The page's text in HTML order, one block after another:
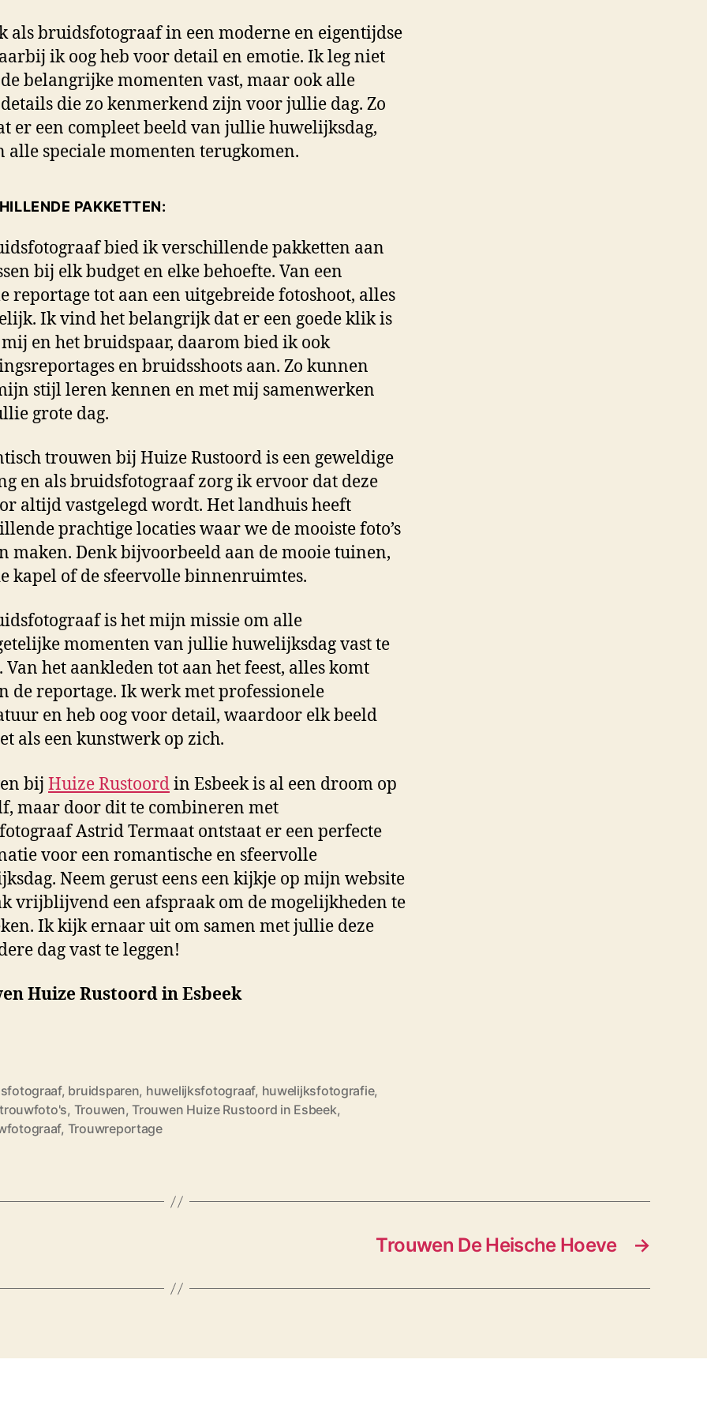
als bruidsfotograaf in een moderne en eigentijdse
ik oog heb voor detail en emotie. Ik leg niet
belangrijke momenten vast, maar ook alle
die zo kenmerkend zijn voor jullie dag. Zo
er een compleet beeld van jullie huwelijksdag,
alle speciale momenten terugkomen.
PAKKETTEN:
bied ik verschillende pakketten aan
bij elk budget en elke behoefte. Van een
reportage tot aan een uitgebreide fotoshoot, alles
Ik vind het belangrijk dat er een goede klik is
en het bruidspaar, daarom bied ik ook
en bruidsshoots aan. Zo kunnen
stijl leren kennen en met mij samenwerken
grote dag.
trouwen bij Huize Rustoord is een geweldige
en als bruidsfotograaf zorg ik ervoor dat deze
altijd vastgelegd wordt. Het landhuis heeft
prachtige locaties waar we de mooiste foto’s
maken. Denk bijvoorbeeld aan de mooie tuinen,
kapel of de sfeervolle binnenruimtes.
is het mijn missie om alle
momenten van jullie huwelijksdag vast te
Van het aankleden tot aan het feest, alles komt
de reportage. Ik werk met professionele
en heb oog voor detail, waardoor elk beeld
als een kunstwerk op zich.
bij Huize Rustoordin Esbeek is al een droom op
maar door dit te combineren met
Astrid Termaat ontstaat er een perfecte
voor een romantische en sfeervolle
Neem gerust eens een kijkje op mijn website
vrijblijvend een afspraak om de mogelijkheden te
Ik kijk ernaar uit om samen met jullie deze
dag vast te leggen!
Huize Rustoord in Esbeek
, bruidsparen, huwelijksfotograaf, huwelijksfotografie,
, Trouwen,Trouwen Huize Rustoord in Esbeek,
, Trouwreportage
→
Trouwen De Heische Hoeve